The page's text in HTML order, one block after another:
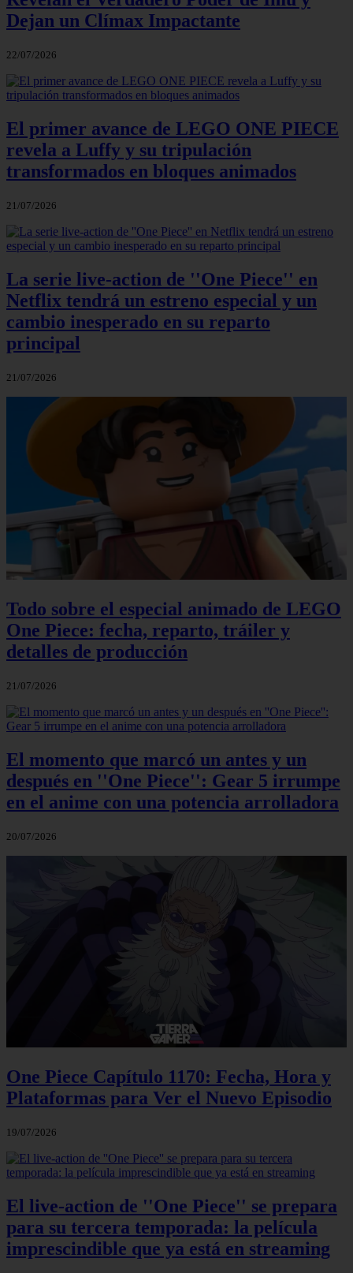
Dejan un Clímax Impactante
22/07/2026
El primer avance de LEGO ONE PIECE
revela a Luffy y su tripulación
transformados en bloques animados
21/07/2026
La serie live-action de ''One Piece'' en
Netflix tendrá un estreno especial y un
cambio inesperado en su reparto
principal
21/07/2026
Todo sobre el especial animado de LEGO
One Piece: fecha, reparto, tráiler y
detalles de producción
21/07/2026
El momento que marcó un antes y un
después en ''One Piece'': Gear 5 irrumpe
en el anime con una potencia arrolladora
20/07/2026
One Piece Capítulo 1170: Fecha, Hora y
Plataformas para Ver el Nuevo Episodio
19/07/2026
El live-action de ''One Piece'' se prepara
para su tercera temporada: la película
imprescindible que ya está en streaming